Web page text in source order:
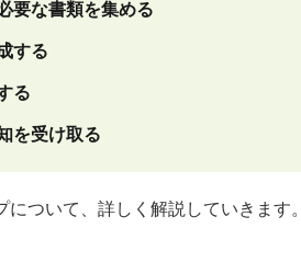
要な書類を集める
する
る
を受け取る
について、詳しく解説していきます。